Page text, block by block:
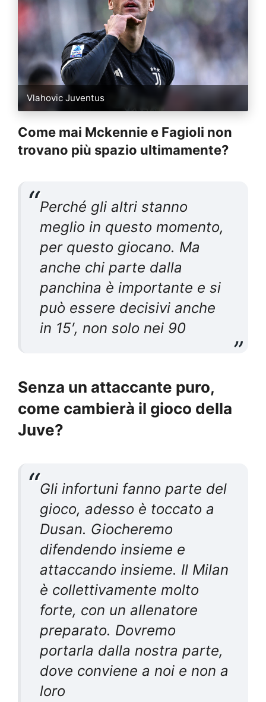
Vlahovic Juventus
Come mai Mckennie e Fagioli non
trovano più spazio ultimamente?
Perché gli altri stanno
meglio in questo momento,
per questo giocano. Ma
anche chi parte dalla
panchina è importante e si
può essere decisivi anche
in 15′, non solo nei 90
Senza un attaccante puro,
come cambierà il gioco della
Juve?
Gli infortuni fanno parte del
gioco, adesso è toccato a
Dusan. Giocheremo
difendendo insieme e
attaccando insieme. Il Milan
è collettivamente molto
forte, con un allenatore
preparato. Dovremo
portarla dalla nostra parte,
dove conviene a noi e non a
loro